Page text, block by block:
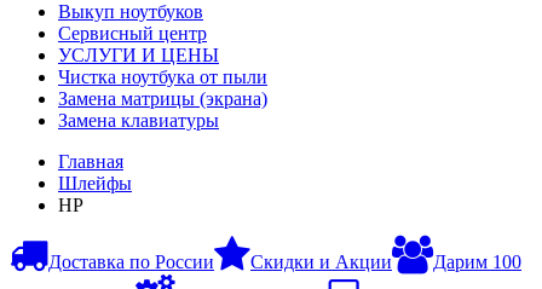
Выкуп ноутбуков
Сервисный центр
УСЛУГИ И ЦЕНЫ
Чистка ноутбука от пыли
Замена матрицы (экрана)
Замена клавиатуры
Главная
Шлейфы
HP
Доставка по России Скидки и Акции
Дарим 100